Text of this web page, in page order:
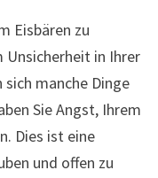
Eisbären zu
Unsicherheit in Ihrer
manche Dinge
Sie Angst, Ihrem
Dies ist eine
und offen zu